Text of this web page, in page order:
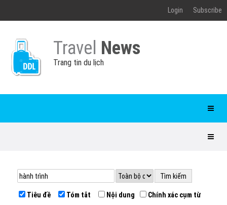
Login Subscribe
Travel News
Trang tin du lịch
Tiêu đề Tóm tắt Nội dung Chính xác cụm từ